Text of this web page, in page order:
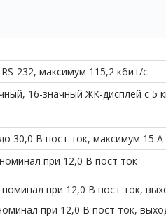
232, максимум 115,2 кбит/с
16-значный ЖК-дисплей с 5
30,0 В пост ток, максимум 15 А
при 12,0 В пост ток
при 12,0 В пост ток,
при 12,0 В пост ток,
деталей
приборы
доступный прибор